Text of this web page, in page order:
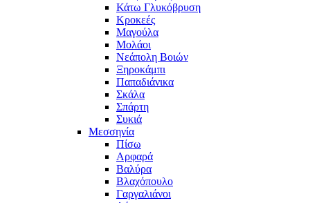
Κάτω Γλυκόβρυση
Κροκεές
Μαγούλα
Μολάοι
Νεάπολη Βοιών
Ξηροκάμπι
Παπαδιάνικα
Σκάλα
Σπάρτη
Συκιά
Μεσσηνία
Πίσω
Αρφαρά
Βαλύρα
Βλαχόπουλο
Γαργαλιάνοι